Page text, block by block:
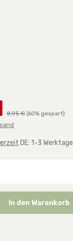
Regulärer Preis:
8,95 € (60% gespart)
DE: 1-3 Werktage
In den Warenkorb